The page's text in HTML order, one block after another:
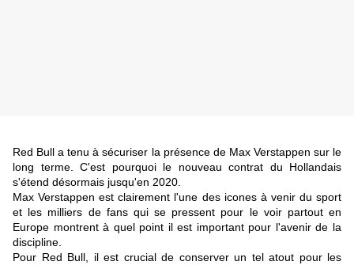
Red Bull a tenu à sécuriser la présence de Max Verstappen sur le
long terme. C'est pourquoi le nouveau contrat du Hollandais
s'étend désormais jusqu'en 2020.
Max Verstappen est clairement l'une des icones à venir du sport
et les milliers de fans qui se pressent pour le voir partout en
Europe montrent à quel point il est important pour l'avenir de la
discipline.
Pour Red Bull, il est crucial de conserver un tel atout pour les